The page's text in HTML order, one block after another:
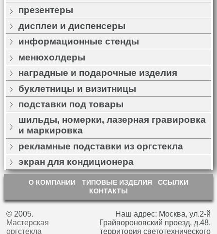
презентеры
дисплеи и диспенсеры
информационные стенды
менюхолдеры
наградные и подарочные изделия
буклетницы и визитницы
подставки под товары
шильды, номерки, лазерная гравировка
и маркировка
рекламные подставки из оргстекла
экран для кондиционера
О КОМПАНИИ ТИПОВЫЕ ИЗДЕЛИЯ
ССЫЛКИ
КОНТАКТЫ
© 2005.
Мастерская
оргстекла
Наш адрес: Москва, ул.2-й
Грайвороновский проезд, д.48,
территория светотехнического